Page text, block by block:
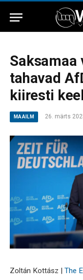
Saksamaa
tahavad
kiiresti
MAAILM 26. märts
Zoltán Kottász | The